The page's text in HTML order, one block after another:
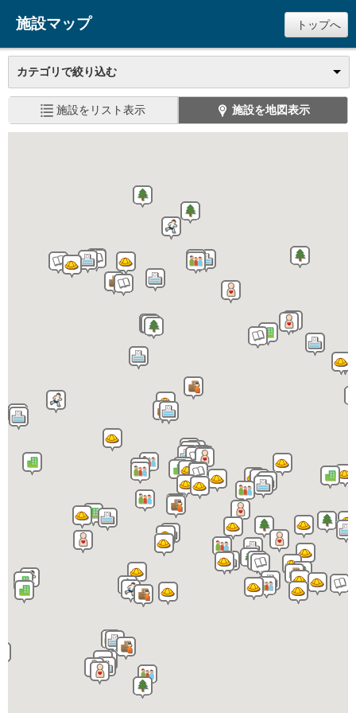
施設マップ トップへ
カテゴリで絞り込む
施設をリスト表示 施設を地図表示